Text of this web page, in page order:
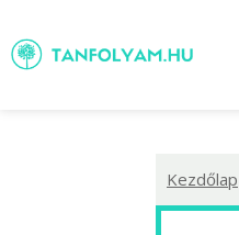
Kezdőlap